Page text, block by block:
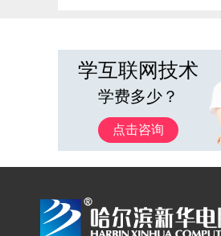
学互联网技术
学费多少？
点击咨询